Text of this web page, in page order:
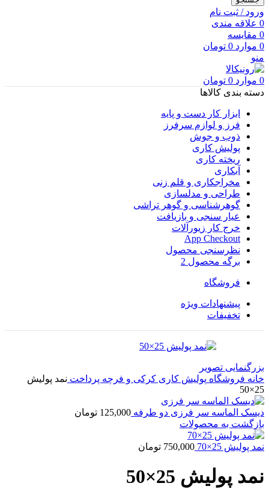
ورود / ثبت نام
0 علاقه مندی
0 مقایسه
0 موارد 0 تومان
منو
0 موارد 0 تومان
دسته بندی کالاها
ابزار کار دست و پایه
فرز و لوازم سرفرز
ذوب و جوش
پولیش کاری
ریخته کاری
آبکاری
مخراجکاری و قلم زنی
طراحی و مدلسازی
گوهرشناسی و گوهر تراشی
عیار سنجی و بازیافت
خرج کار زیورآلات
App Checkout
نظرسنجی محصول
برگه محصول 2
فروشگاه
پیشنهادات ویژه
تخفیفات
بزرگنمایی تصویر
خانه فروشگاه پولیش کاری کرکی و فرچه پرداخت نمد پولیش
25×50
دیسک الماسه سر فرزی دو طرفه 125,000 تومان
بازگشت به محصولات
نمد پولیش 25×70 750,000 تومان
نمد پولیش 25×50